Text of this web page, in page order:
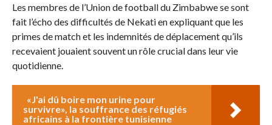
Les membres de l’Union de football du Zimbabwe se sont
fait l’écho des difficultés de Nekati en expliquant que les
primes de match et les indemnités de déplacement qu’ils
recevaient jouaient souvent un rôle crucial dans leur vie
quotidienne.
«J'ai dû boire mon urine pour
survivre», la souffrance des réfugiés
africains à la frontière tunisienne